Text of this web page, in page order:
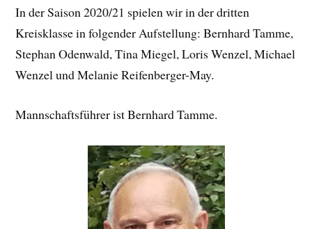
In der Saison 2020/21 spielen wir in der dritten
Kreisklasse in folgender Aufstellung: Bernhard Tamme,
Stephan Odenwald, Tina Miegel, Loris Wenzel, Michael
Wenzel und Melanie Reifenberger-May.
Mannschaftsführer ist Bernhard Tamme.